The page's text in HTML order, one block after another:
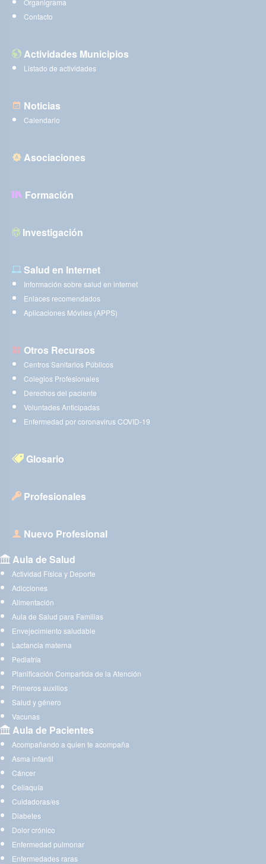
Organigrama
Contacto
Actividades Municipios
Listado de actividades
Noticias
Calendario
Asociaciones
Formación
Investigación
Salud en Internet
Información sobre salud en internet
Enlaces recomendados
Aplicaciones Móviles (APPS)
Otros Recursos
Centros Sanitarios Públicos
Colegios Profesionales
Derechos del paciente
Voluntades Anticipadas
Enfermedad por coronavirus COVID-19
Glosario
Profesionales
Nuevo Profesional
Aula de Salud
Actividad Física y Deporte
Adicciones
Alimentación
Aula de Salud para Familias
Envejecimiento saludable
Lactancia materna
Pediatría
Planificación Compartida de la Atención
Primeros auxilios
Salud y género
Vacunas
Aula de Pacientes
Acompañando a quien te acompaña
Asma infantil
Cáncer
Celiaquía
Cuidadoras/es
Diabetes
Dolor crónico
Enfermedad pulmonar
Enfermedades raras